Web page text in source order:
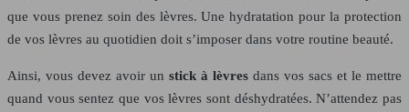
que vous prenez soin des lèvres. Une hydratation pour la protection
de vos lèvres au quotidien doit s’imposer dans votre routine beauté.
Ainsi, vous devez avoir un stick à lèvres dans vos sacs et le mettre
quand vous sentez que vos lèvres sont déshydratées. N’attendez pas